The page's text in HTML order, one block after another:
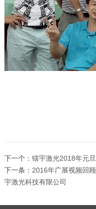
下一个： 镭宇激光2018年元
下一条： 2016年广展视频回
宇激光科技有限公司